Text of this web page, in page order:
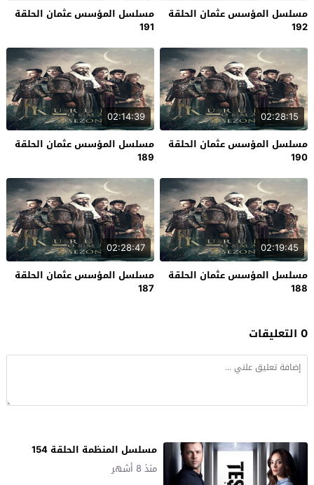
مسلسل المؤسس عثمان الحلقة
192
مسلسل المؤسس عثمان الحلقة
191
02:28:15
مسلسل المؤسس عثمان الحلقة
190
02:14:39
مسلسل المؤسس عثمان الحلقة
189
02:19:45
مسلسل المؤسس عثمان الحلقة
188
02:28:47
مسلسل المؤسس عثمان الحلقة
187
0 التعليقات
مسلسل المنظمة الحلقة 154
منذ 8 أشهر